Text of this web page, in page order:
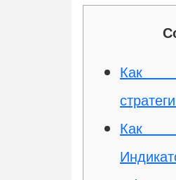
Как
Как